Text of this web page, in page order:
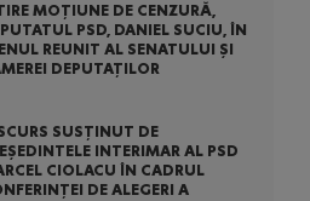
MOȚIUNE DE CENZURĂ,
PSD, DANIEL SUCIU, ÎN
REUNIT AL SENATULUI ȘI
DEPUTAȚILOR
SUSȚINUT DE
INTERIMAR AL PSD
CIOLACU ÎN CADRUL
DE ALEGERI A